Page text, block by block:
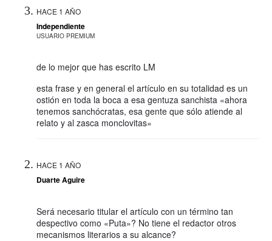
HACE 1 AÑO
Independiente
USUARIO PREMIUM
de lo mejor que has escrito LM
esta frase y en general el artículo en su totalidad es un
ostión en toda la boca a esa gentuza sanchista «ahora
tenemos sanchócratas, esa gente que sólo atiende al
relato y al zasca monclovitas»
HACE 1 AÑO
Duarte Aguire
Será necesario titular el artículo con un término tan
despectivo como «Puta»? No tiene el redactor otros
mecanismos literarios a su alcance?